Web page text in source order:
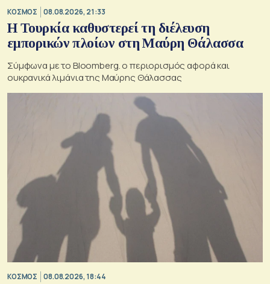
ΚΟΣΜΟΣ 08.08.2026, 21:33
Η Τουρκία καθυστερεί τη διέλευση
εμπορικών πλοίων στη Μαύρη Θάλασσα
Σύμφωνα με το Bloomberg. ο περιορισμός αφορά και
ουκρανικά λιμάνια της Μαύρης Θάλασσας
ΚΟΣΜΟΣ 08.08.2026, 18:44